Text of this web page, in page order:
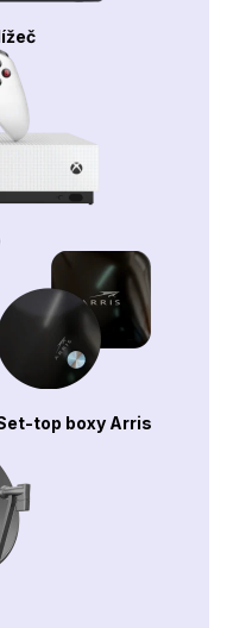
top boxy Arris